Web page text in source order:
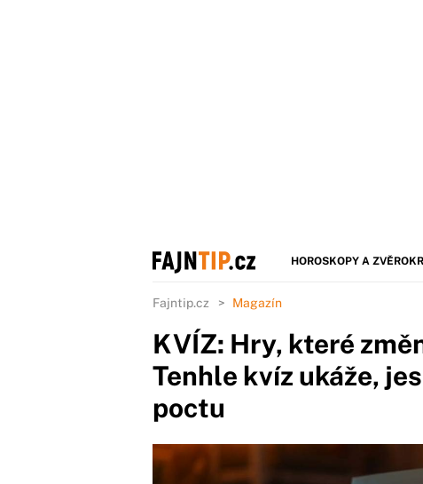
HOROSKOPY A
Fajntip.cz Magazín
KVÍZ: Hry, které
Tenhle kvíz ukáže,
poctu